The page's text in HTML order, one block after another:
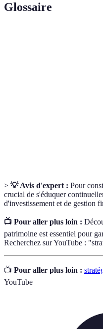
Glossaire
> 💡 Avis d'expert : Pour
crucial de s'éduquer
d'investissement et de gestion
📺 Pour aller plus loin :
patrimoine est essentiel pour
Recherchez sur YouTube :
📺 Pour aller plus loin :
YouTube